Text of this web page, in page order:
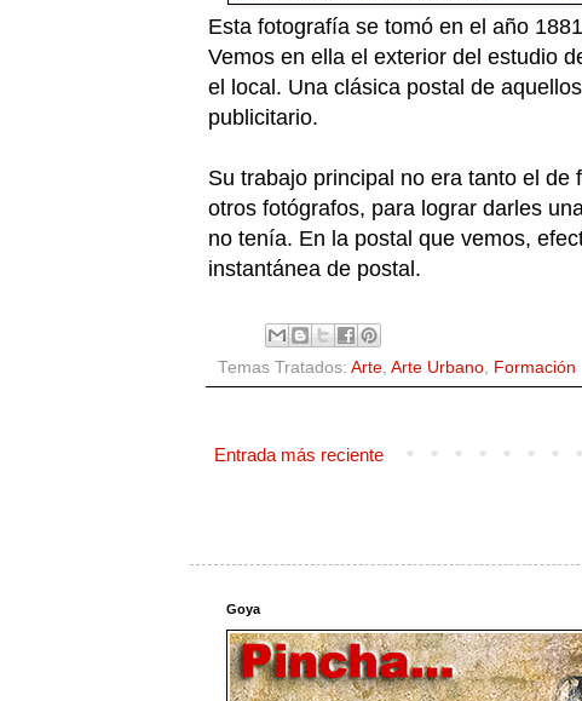
Esta fotografía se tomó en el año
Vemos en ella el exterior del estudio
el local. Una clásica postal de
publicitario.
Su trabajo principal no era tanto el
otros fotógrafos, para lograr darles
no tenía. En la postal que vemos,
instantánea de postal.
Temas Tratados: Arte, Arte Urbano, Formación
Entrada más reciente
Goya